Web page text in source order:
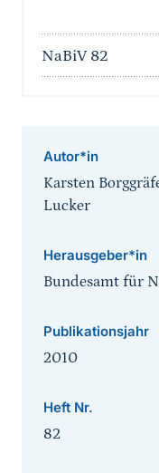
NaBiV 82
Autor*in
Karsten
Lucker
Herausgeber*in
Bundesamt für
Publikationsjahr
2010
Heft Nr.
82